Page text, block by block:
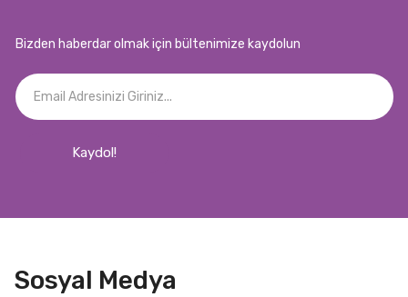
Bizden haberdar olmak için bültenimize kaydolun
Kaydol!
Sosyal Medya